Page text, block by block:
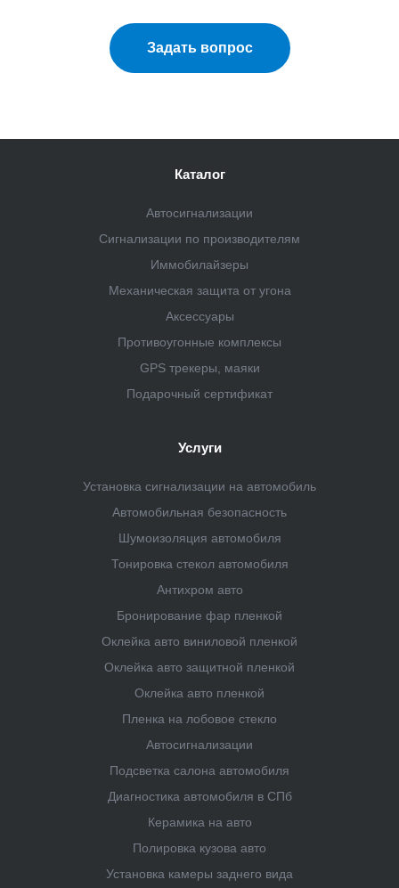
Задать вопрос
Каталог
Автосигнализации
Сигнализации по производителям
Иммобилайзеры
Механическая защита от угона
Аксессуары
Противоугонные комплексы
GPS трекеры, маяки
Подарочный сертификат
Услуги
Установка сигнализации на автомобиль
Автомобильная безопасность
Шумоизоляция автомобиля
Тонировка стекол автомобиля
Антихром авто
Бронирование фар пленкой
Оклейка авто виниловой пленкой
Оклейка авто защитной пленкой
Оклейка авто пленкой
Пленка на лобовое стекло
Автосигнализации
Подсветка салона автомобиля
Диагностика автомобиля в СПб
Керамика на авто
Полировка кузова авто
Установка камеры заднего вида